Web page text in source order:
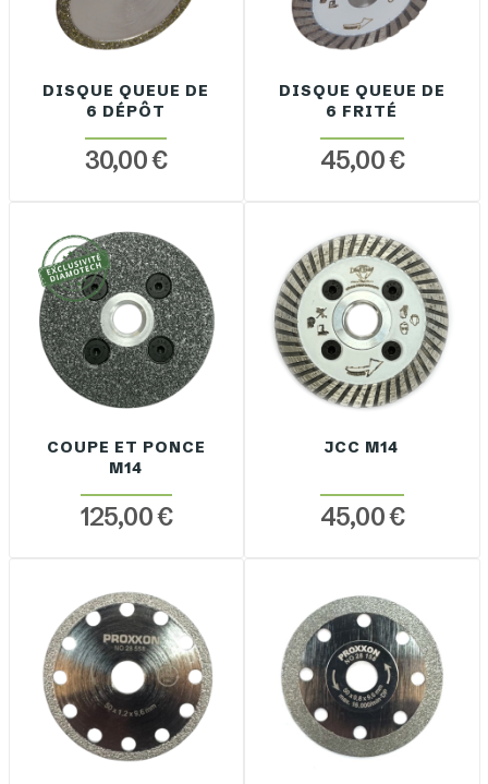
DISQUE QUEUE DE
6 DÉPÔT
30,00 €
DISQUE QUEUE DE
6 FRITÉ
45,00 €
COUPE ET PONCE
M14
125,00 €
JCC M14
45,00 €